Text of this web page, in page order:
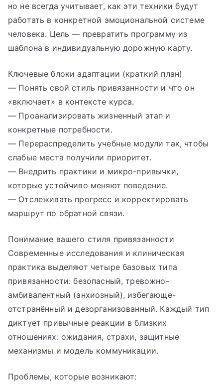
но не всегда учитывает, как эти техники будут
работать в конкретной эмоциональной системе
человека. Цель — превратить программу из
шаблона в индивидуальную дорожную карту.
Ключевые блоки адаптации (краткий план)
— Понять свой стиль привязанности и что он
«включает» в контексте курса.
— Проанализировать жизненный этап и
конкретные потребности.
— Перераспределить учебные модули так, чтобы
слабые места получили приоритет.
— Внедрить практики и микро-привычки,
которые устойчиво меняют поведение.
— Отслеживать прогресс и корректировать
маршрут по обратной связи.
Понимание вашего стиля привязанности
Современные исследования и клиническая
практика выделяют четыре базовых типа
привязанности: безопасный, тревожно-
амбивалентный (анxиозный), избегающе-
отстранённый и дезорганизованный. Каждый тип
диктует привычные реакции в близких
отношениях: ожидания, страхи, защитные
механизмы и модель коммуникации.
Проблемы, которые возникают: